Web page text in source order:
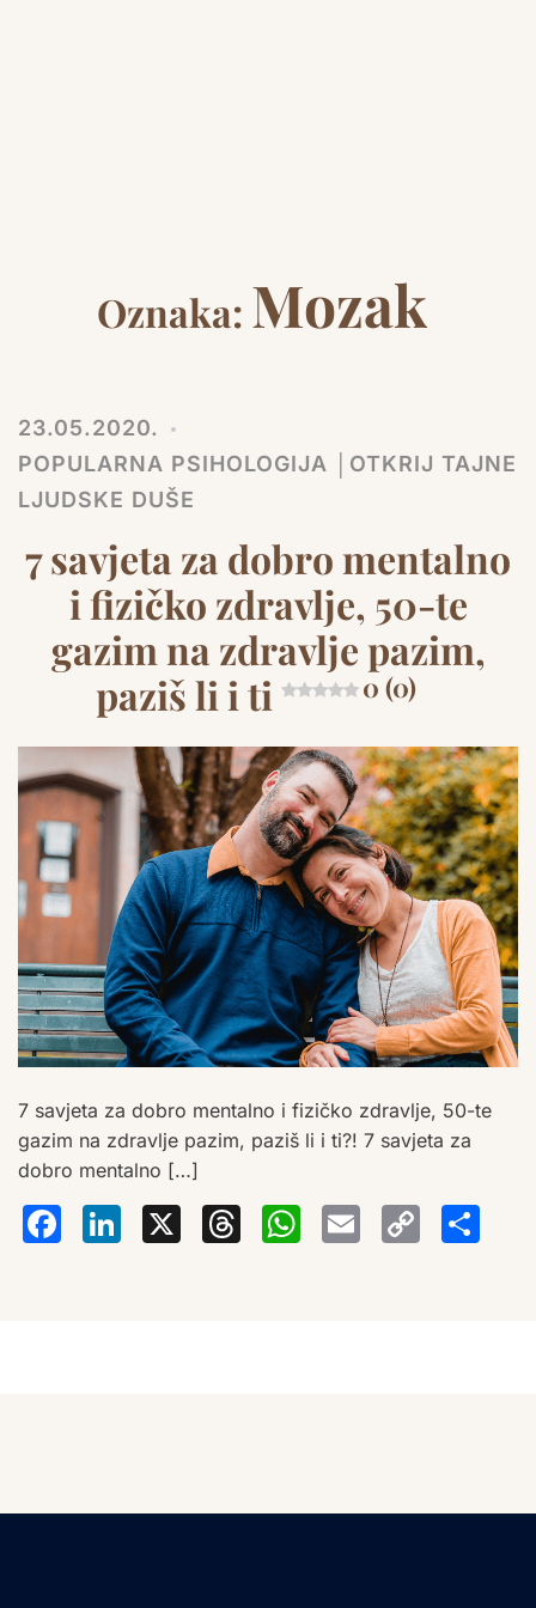
Oznaka: Mozak
23.05.2020.
POPULARNA PSIHOLOGIJA │OTKRIJ TAJNE
LJUDSKE DUŠE
7 savjeta za dobro mentalno
i fizičko zdravlje, 50-te
gazim na zdravlje pazim,
paziš li i ti
0 (0)
7 savjeta za dobro mentalno i fizičko zdravlje, 50-te
gazim na zdravlje pazim, paziš li i ti?! 7 savjeta za
dobro mentalno […]
Facebook
LinkedIn
X Threads
Email